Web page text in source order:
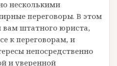
несколькими
переговоры. В этом
вам штатного юриста,
к переговорам, и
непосредственно
и уверенной